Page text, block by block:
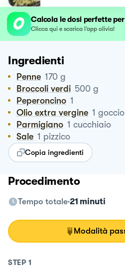
Calcola le dosi perfette
Clicca qui e scarica l’app olivia!
Ingredienti
Penne 170 g
Broccoli verdi 500 g
Peperoncino 1
Olio extra vergine 1 goccio
Parmigiano 1 cucchiaio
Sale 1 pizzico
Copia ingredienti
Procedimento
Tempo totale 21 minuti
Modalità
STEP 1